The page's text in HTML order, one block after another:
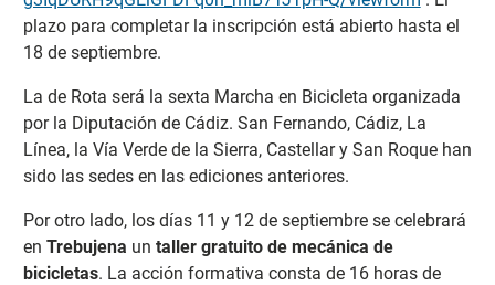
plazo para completar la inscripción está abierto hasta el
18 de septiembre.
La de Rota será la sexta Marcha en Bicicleta organizada
por la Diputación de Cádiz. San Fernando, Cádiz, La
Línea, la Vía Verde de la Sierra, Castellar y San Roque han
sido las sedes en las ediciones anteriores.
Por otro lado, los días 11 y 12 de septiembre se celebrará
en Trebujena un taller gratuito de mecánica de
bicicletas. La acción formativa consta de 16 horas de